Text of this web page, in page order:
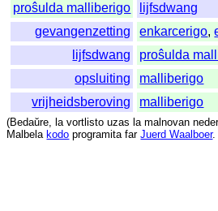
proŝulda malliberigo
lijfsdwang
gevangenzetting
enkarcerigo,
lijfsdwang
proŝulda
opsluiting
malliberigo
vrijheidsberoving
malliberigo
(Bedaŭre, la vortlisto uzas la malnovan
Malbela kodo programita far Juerd Waalboer.